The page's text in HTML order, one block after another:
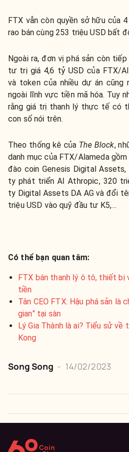
FTX vẫn còn quyền sở hữu của
rao bán cùng 253 triệu USD bất
Ngoài ra, đơn vị phá sản còn
tư trị giá 4,6 tỷ USD của FTX/
và token của nhiều dự án
ngoài lĩnh vực tiền mã hóa. Tuy
rằng giá trị thanh lý thực tế có
con số nói trên.
Theo thống kê của The Block,
danh mục của FTX/Alameda
đào coin Genesis Digital
ty phát triển AI Athropic, 320
ty Digital Assets DA AG và đổi
triệu USD vào quỹ đầu tư K5,…
Có thể bạn quan tâm:
FTX bán thanh lý ô tô, thiết bị
tiền
Tân CEO FTX: Hậu phá sản là
gian” tại sàn
Lý Gia Thành là ai? Tiểu sử về
Kong
Song Song - 14/02/2023